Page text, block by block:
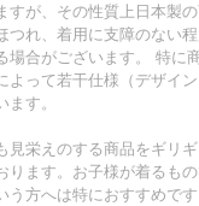
すが、その性質上日本製
つれ、着用に支障のない
場合がございます。 特に
よって若干仕様（デザイ
す。
見栄えのする商品をギリ
ります。お子様が着るも
う方へは特におすすめです